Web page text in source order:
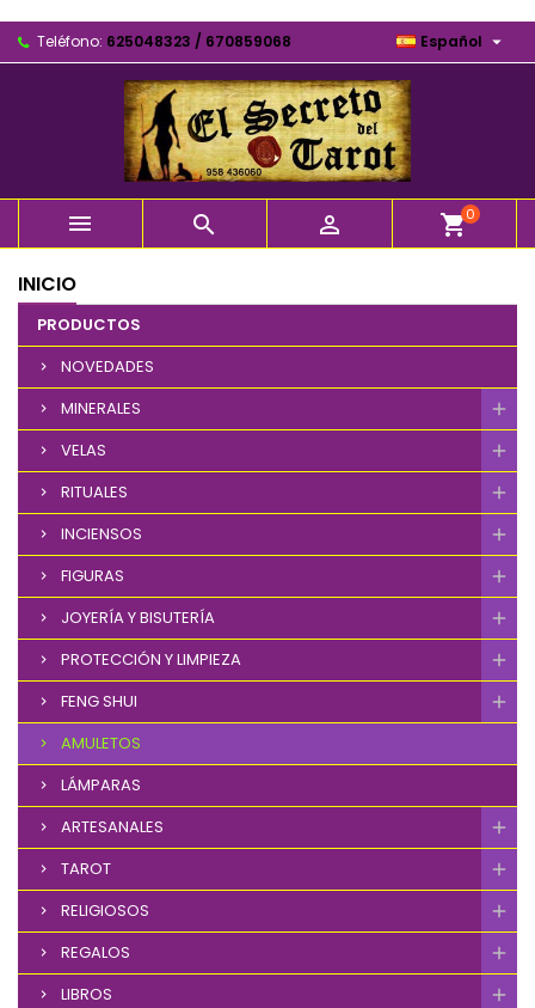
Teléfono: 625048323 / 670859068 Español 
   shopping_cart0
INICIO
PRODUCTOS
NOVEDADES
MINERALES
VELAS
RITUALES
INCIENSOS
FIGURAS
JOYERÍA Y BISUTERÍA
PROTECCIÓN Y LIMPIEZA
FENG SHUI
AMULETOS
LÁMPARAS
ARTESANALES
TAROT
RELIGIOSOS
REGALOS
LIBROS